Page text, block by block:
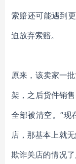
索赔还可能遇到
迫放弃索赔。
原来，该卖家一
架，之后货件销
全部被清空。“现
店，那基本上就
欺诈关店的情况